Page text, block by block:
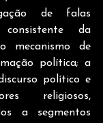
de falas
da
mecanismo de
política; a
político e
religiosos,
a segmentos